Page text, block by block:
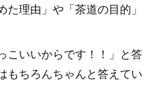
理由」や「茶道の目的」
こいいからです！！」と答
もちろんちゃんと答えてい